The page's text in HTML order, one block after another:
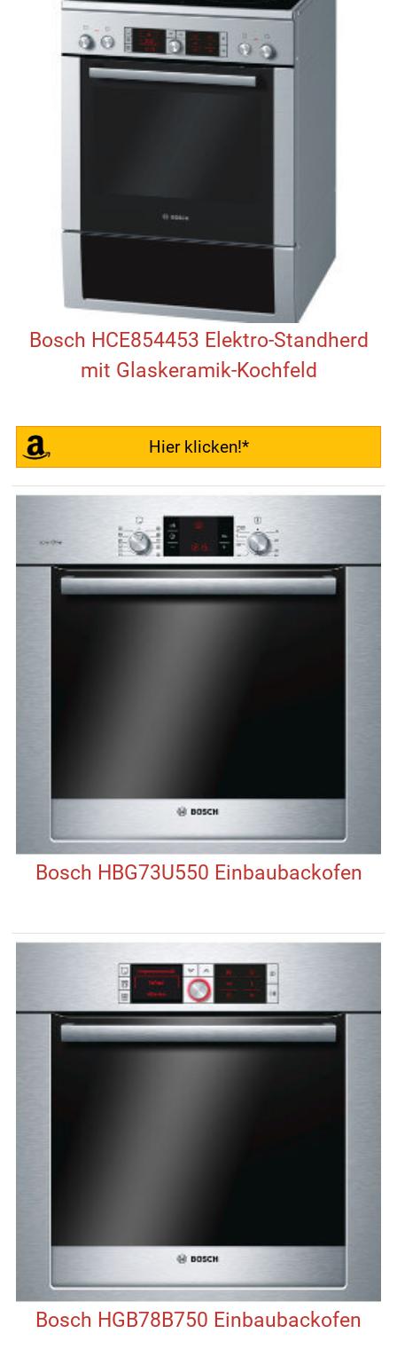
Bosch HCE854453 Elektro-Standherd
mit Glaskeramik-Kochfeld
Hier klicken!*
Bosch HBG73U550 Einbaubackofen
Bosch HGB78B750 Einbaubackofen